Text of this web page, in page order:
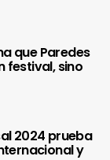
que Paredes
festival, sino
2024 prueba
y